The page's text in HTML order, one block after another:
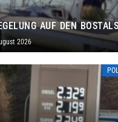
AUF DEN
2026